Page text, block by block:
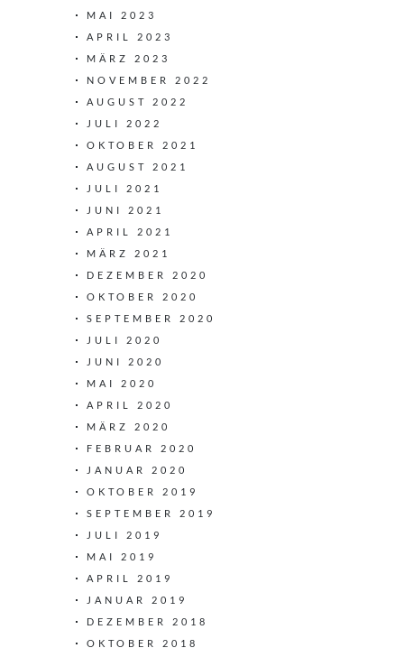
MAI 2023
APRIL 2023
MÄRZ 2023
NOVEMBER 2022
AUGUST 2022
JULI 2022
OKTOBER 2021
AUGUST 2021
JULI 2021
JUNI 2021
APRIL 2021
MÄRZ 2021
DEZEMBER 2020
OKTOBER 2020
SEPTEMBER 2020
JULI 2020
JUNI 2020
MAI 2020
APRIL 2020
MÄRZ 2020
FEBRUAR 2020
JANUAR 2020
OKTOBER 2019
SEPTEMBER 2019
JULI 2019
MAI 2019
APRIL 2019
JANUAR 2019
DEZEMBER 2018
OKTOBER 2018